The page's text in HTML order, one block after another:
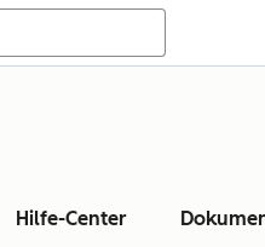
Hilfe-Center